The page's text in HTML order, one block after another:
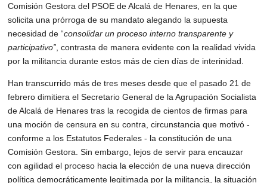
Comisión Gestora del PSOE de Alcalá de Henares, en la que
solicita una prórroga de su mandato alegando la supuesta
necesidad de “consolidar un proceso interno transparente y
participativo” , contrasta de manera evidente con la realidad vivida
por la militancia durante estos más de cien días de interinidad.
Han transcurrido más de tres meses desde que el pasado 21 de
febrero dimitiera el Secretario General de la Agrupación Socialista
de Alcalá de Henares tras la recogida de cientos de firmas para
una moción de censura en su contra, circunstancia que motivó -
conforme a los Estatutos Federales - la constitución de una
Comisión Gestora. Sin embargo, lejos de servir para encauzar
con agilidad el proceso hacia la elección de una nueva dirección
política democráticamente legitimada por la militancia, la situación